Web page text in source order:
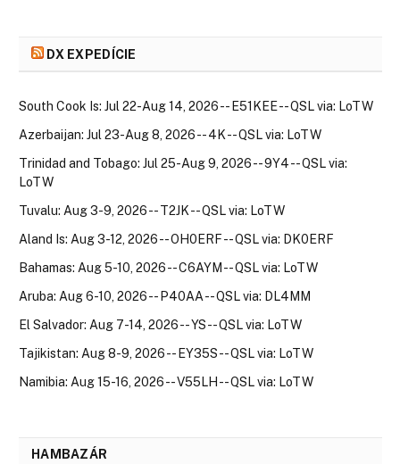
DX EXPEDÍCIE
South Cook Is: Jul 22-Aug 14, 2026 -- E51KEE -- QSL via: LoTW
Azerbaijan: Jul 23-Aug 8, 2026 -- 4K -- QSL via: LoTW
Trinidad and Tobago: Jul 25-Aug 9, 2026 -- 9Y4 -- QSL via:
LoTW
Tuvalu: Aug 3-9, 2026 -- T2JK -- QSL via: LoTW
Aland Is: Aug 3-12, 2026 -- OH0ERF -- QSL via: DK0ERF
Bahamas: Aug 5-10, 2026 -- C6AYM -- QSL via: LoTW
Aruba: Aug 6-10, 2026 -- P40AA -- QSL via: DL4MM
El Salvador: Aug 7-14, 2026 -- YS -- QSL via: LoTW
Tajikistan: Aug 8-9, 2026 -- EY35S -- QSL via: LoTW
Namibia: Aug 15-16, 2026 -- V55LH -- QSL via: LoTW
HAMBAZÁR